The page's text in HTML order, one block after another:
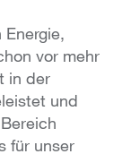
vor mehr
in der
und
für unser